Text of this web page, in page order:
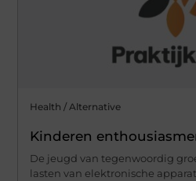
Health / Alternative
Kinderen
De jeugd van tegenwoordig
lasten van elektronische